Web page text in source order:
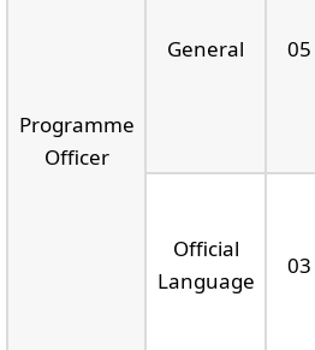
Programme
Officer
General 05
Official
Language
03